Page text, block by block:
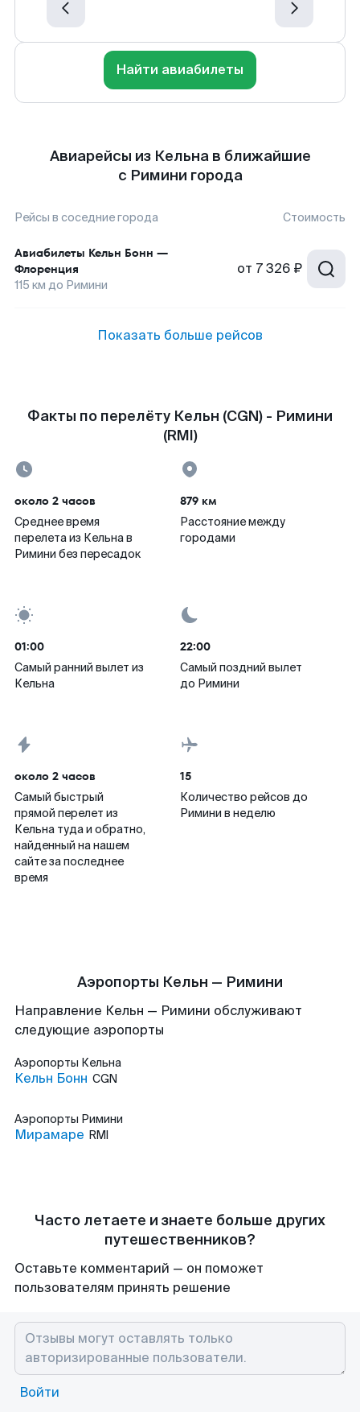
Найти авиабилеты
Авиарейсы из Кельна в ближайшие
с Римини города
Рейсы в соседние города Стоимость
Авиабилеты Кельн Бонн —
Флоренция
115 км до Римини
от 7 326 ₽
Показать больше рейсов
Факты по перелёту Кельн (CGN) - Римини
(RMI)
около 2 часов
Среднее время
перелета из Кельна в
Римини без пересадок
879 км
Расстояние между
городами
01:00
Самый ранний вылет из
Кельна
22:00
Самый поздний вылет
до Римини
около 2 часов
Самый быстрый
прямой перелет из
Кельна туда и обратно,
найденный на нашем
сайте за последнее
время
15
Количество рейсов до
Римини в неделю
Аэропорты Кельн — Римини
Направление Кельн — Римини обслуживают
следующие аэропорты
Аэропорты Кельна
Кельн Бонн CGN
Аэропорты Римини
Мирамаре RMI
Часто летаете и знаете больше других
путешественников?
Оставьте комментарий — он поможет
пользователям принять решение
Войти